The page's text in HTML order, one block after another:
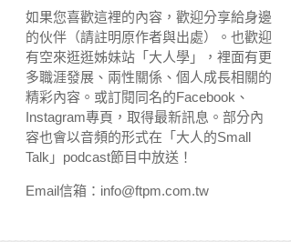
如果您喜歡這裡的內容，歡迎分享給身邊
的伙伴（請註明原作者與出處）。也歡迎
有空來逛逛姊妹站「大人學」，裡面有更
多職涯發展、兩性關係、個人成長相關的
精彩內容。或訂閱同名的Facebook、
Instagram專頁，取得最新訊息。部分內
容也會以音頻的形式在「大人的Small
Talk」podcast節目中放送！
Email信箱：info@ftpm.com.tw